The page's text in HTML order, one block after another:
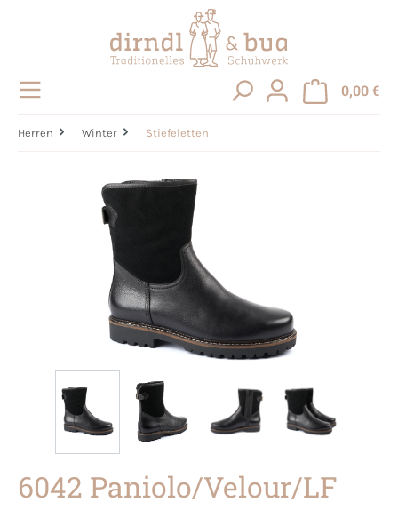
0,00 €
Herren Winter Stiefeletten
Bildergalerie überspringen
6042 Paniolo/Velour/LF